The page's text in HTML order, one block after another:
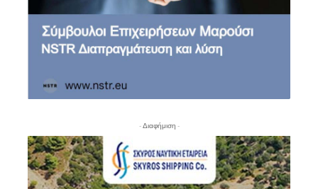
- Διαφήμιση -